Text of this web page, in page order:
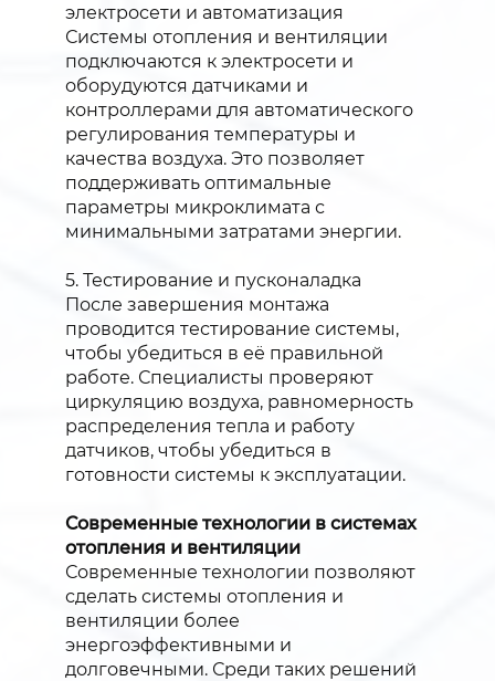
электросети и автоматизация
Системы отопления и вентиляции
подключаются к электросети и
оборудуются датчиками и
контроллерами для автоматического
регулирования температуры и
качества воздуха. Это позволяет
поддерживать оптимальные
параметры микроклимата с
минимальными затратами энергии.
5. Тестирование и пусконаладка
После завершения монтажа
проводится тестирование системы,
чтобы убедиться в её правильной
работе. Специалисты проверяют
циркуляцию воздуха, равномерность
распределения тепла и работу
датчиков, чтобы убедиться в
готовности системы к эксплуатации.
Современные технологии в системах
отопления и вентиляции
Современные технологии позволяют
сделать системы отопления и
вентиляции более
энергоэффективными и
долговечными. Среди таких решений